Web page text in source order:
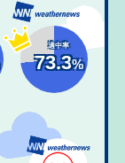
適中率
73.3%